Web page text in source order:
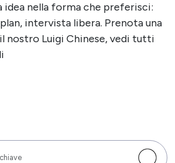
idea nella forma che preferisci:
intervista libera. Prenota una
nostro Luigi Chinese, vedi tutti